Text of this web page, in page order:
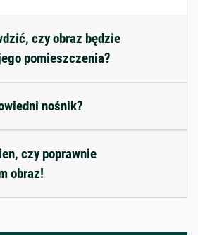
czy obraz będzie
pomieszczenia?
nośnik?
czy poprawnie
obraz!